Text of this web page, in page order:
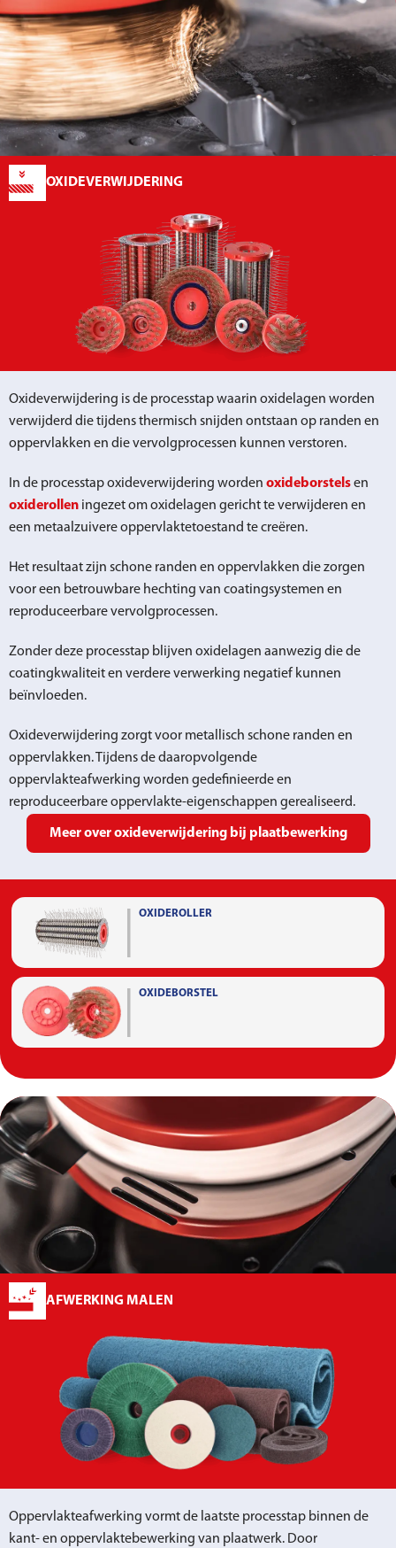
OXIDEVERWIJDERING
Oxideverwijdering is de processtap waarin oxidelagen worden
verwijderd die tijdens thermisch snijden ontstaan op randen en
oppervlakken en die vervolgprocessen kunnen verstoren.
In de processtap oxideverwijdering worden oxideborstelsen
oxiderollen ingezet om oxidelagen gericht te verwijderen en
een metaalzuivere oppervlaktetoestand te creëren.
Het resultaat zijn schone randen en oppervlakken die zorgen
voor een betrouwbare hechting van coatingsystemen en
reproduceerbare vervolgprocessen.
Zonder deze processtap blijven oxidelagen aanwezig die de
coatingkwaliteit en verdere verwerking negatief kunnen
beïnvloeden.
Oxideverwijdering zorgt voor metallisch schone randen en
oppervlakken. Tijdens de daaropvolgende
oppervlakteafwerking worden gedefinieerde en
reproduceerbare oppervlakte-eigenschappen gerealiseerd.
Meer over oxideverwijdering bij plaatbewerking
OXIDEROLLER
OXIDEBORSTEL
AFWERKING MALEN
Oppervlakteafwerking vormt de laatste processtap binnen de
kant- en oppervlaktebewerking van plaatwerk. Door